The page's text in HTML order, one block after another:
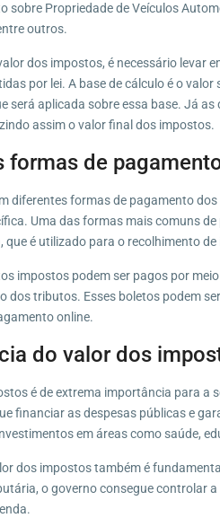
sobre Propriedade de Veículos
outros.
dos impostos, é necessário levar
por lei. A base de cálculo é o
será aplicada sobre essa base. Já
assim o valor final dos impostos.
formas de
diferentes formas de pagamento
Uma das formas mais comuns
que é utilizado para o recolhimento
impostos podem ser pagos por
dos tributos. Esses boletos podem
online.
do valor dos
é de extrema importância para a
financiar as despesas públicas e
em áreas como saúde,
dos impostos também é
o governo consegue controlar